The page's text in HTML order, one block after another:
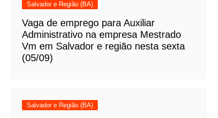
Salvador e Região (BA)
Vaga de emprego para Auxiliar
Administrativo na empresa Mestrado
Vm em Salvador e região nesta sexta
(05/09)
Salvador e Região (BA)